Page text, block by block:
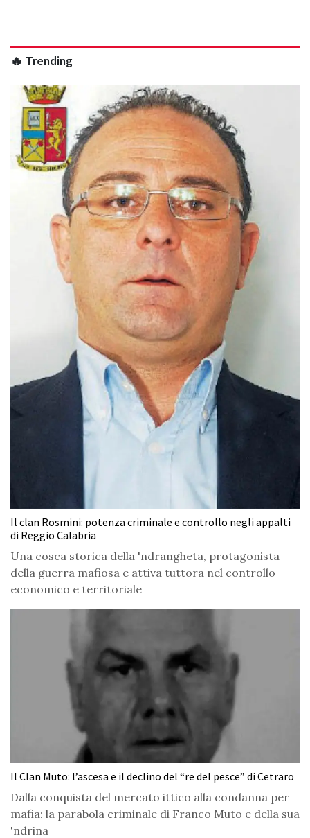
🔥 Trending
Il clan Rosmini: potenza criminale e controllo negli appalti
di Reggio Calabria
Una cosca storica della 'ndrangheta, protagonista
della guerra mafiosa e attiva tuttora nel controllo
economico e territoriale
Il Clan Muto: l’ascesa e il declino del “re del pesce” di Cetraro
Dalla conquista del mercato ittico alla condanna per
mafia: la parabola criminale di Franco Muto e della sua
'ndrina